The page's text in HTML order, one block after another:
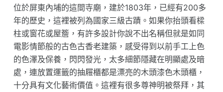
位於屏東內埔的這間寺廟，建於1803年，已經有200多
年的歷史，這裡被列為國家三級古蹟。如果你抬頭看樑
柱或窗花或屋簷，有許多設計你說不出名稱但就是如同
電影情節般的古色古香老建築，感受得到以前手工上色
的色澤及保養，閃閃發光，太多細節隱藏在明顯處及暗
處，連放置運籤的抽屜櫃都是漂亮的木頭漆色木頭櫃，
十分具有文化藝術價值。這裡有很多尊神明被祭拜，其